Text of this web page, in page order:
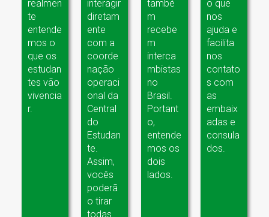
realmen
te
entende
mos o
que os
estudan
tes vão
vivencia
r.
interagir
diretam
ente
com a
coorde
nação
operaci
onal da
Central
do
Estudan
te.
Assim,
vocês
poderã
o tirar
todas
també
m
recebe
m
interca
mbistas
no
Brasil.
Portant
o,
entende
mos os
dois
lados.
o que
nos
ajuda e
facilita
nos
contato
s com
as
embaix
adas e
consula
dos.